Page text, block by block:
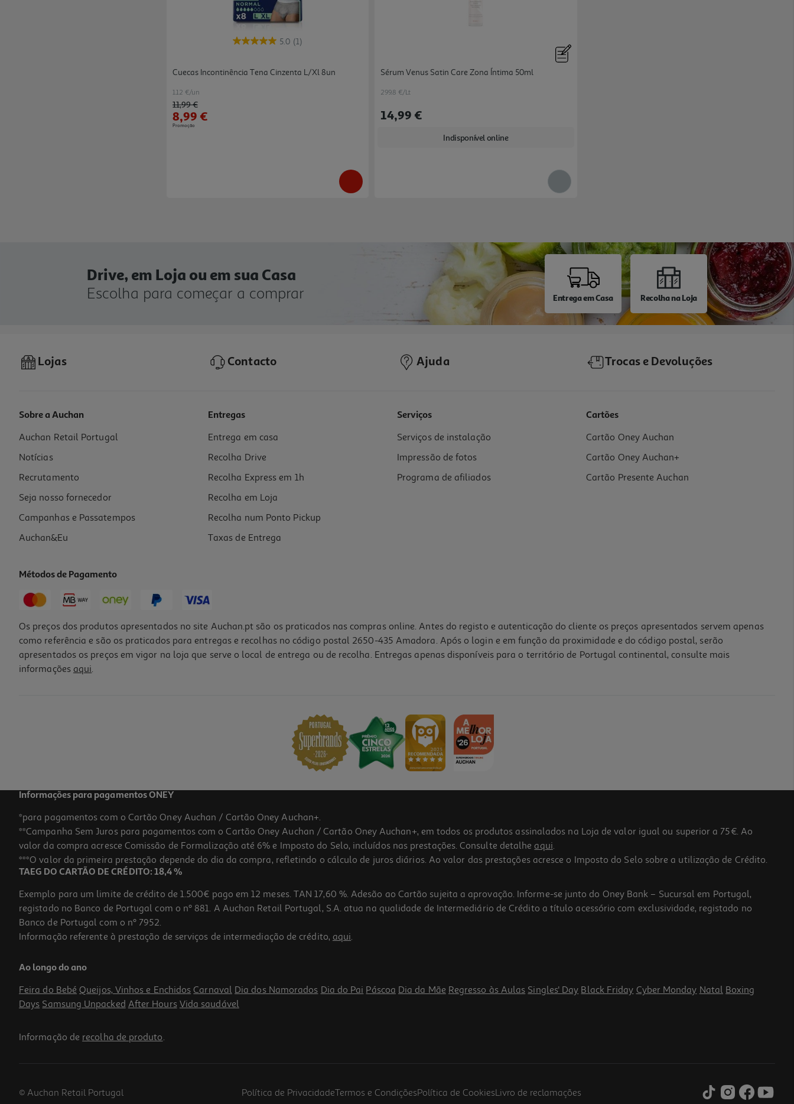
5.0 (1)
Cuecas Incontinência Tena Cinzenta L/xl 8un
1.12 €/un
Price reduced from
11,99 €to
8,99 €
Promoção
Sérum Venus Satin Care Zona Íntima 50ml
299.8 €/Lt
14,99 €
Indisponível online
Drive, em Loja ou em sua Casa
Escolha para começar a comprar
Entrega em Casa Recolha na Loja
Lojas Contacto Ajuda Trocas e Devoluções
Sobre a Auchan
Auchan Retail Portugal
Notícias
Recrutamento
Seja nosso fornecedor
Campanhas e Passatempos
Auchan&Eu
Entregas
Entrega em casa
Recolha Drive
Recolha Express em 1h
Recolha em Loja
Recolha num Ponto Pickup
Taxas de Entrega
Serviços
Serviços de instalação
Impressão de fotos
Programa de afiliados
Cartões
Cartão Oney Auchan
Cartão Oney Auchan+
Cartão Presente Auchan
Métodos de Pagamento
Os preços dos produtos apresentados no site Auchan.pt são os praticados nas compras online. Antes do registo e autenticação do cliente os preços apresentados servem apenas
como referência e são os praticados para entregas e recolhas no código postal 2650-435 Amadora. Após o login e em função da proximidade e do código postal, serão
apresentados os preços em vigor na loja que serve o local de entrega ou de recolha. Entregas apenas disponíveis para o território de Portugal continental, consulte mais
informações aqui.
Informações para pagamentos ONEY
*para pagamentos com o Cartão Oney Auchan / Cartão Oney Auchan+.
**Campanha Sem Juros para pagamentos com o Cartão Oney Auchan / Cartão Oney Auchan+, em todos os produtos assinalados na Loja de valor igual ou superior a 75€. Ao
valor da compra acresce Comissão de Formalização até 6% e Imposto do Selo, incluídos nas prestações. Consulte detalhe aqui.
***O valor da primeira prestação depende do dia da compra, refletindo o cálculo de juros diários. Ao valor das prestações acresce o Imposto do Selo sobre a utilização de Crédito.
TAEG DO CARTÃO DE CRÉDITO: 18,4 %
Exemplo para um limite de crédito de 1.500€ pago em 12 meses. TAN 17,60 %. Adesão ao Cartão sujeita a aprovação. Informe-se junto do Oney Bank – Sucursal em Portugal,
registado no Banco de Portugal com o nº 881. A Auchan Retail Portugal, S.A. atua na qualidade de Intermediário de Crédito a título acessório com exclusividade, registado no
Banco de Portugal com o nº 7952.
Informação referente à prestação de serviços de intermediação de crédito, aqui.
Ao longo do ano
Feira do Bebé Queijos, Vinhos e Enchidos Carnaval Dia dos Namorados Dia do Pai Páscoa Dia da Mãe Regresso às Aulas Singles' Day Black Friday Cyber Monday Natal Boxing
Days Samsung Unpacked After Hours Vida saudável
Informação de recolha de produto.
Política de PrivacidadeTermos e CondiçõesPolítica de CookiesLivro de reclamações
© Auchan Retail Portugal